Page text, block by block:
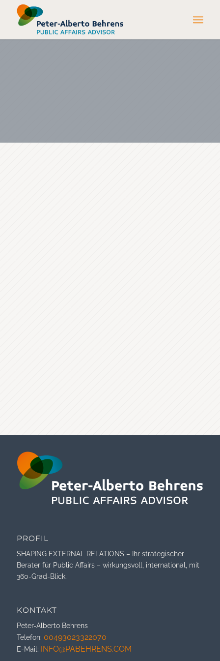
PROFIL
SHAPING EXTERNAL RELATIONS – Ihr strategischer
Berater für Public Affairs – wirkungsvoll, international, mit
360-Grad-Blick.
KONTAKT
Peter-Alberto Behrens
Telefon: 00493023322070
E-Mail: INFO@PABEHRENS.COM